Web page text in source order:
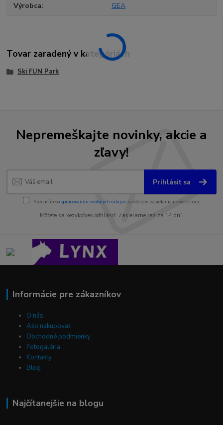
Výrobca GEA
Tovar zaradený v kategóriách
Ski FUN Park
Nepremeškajte novinky, akcie a
zľavy!
Prihlásiť sa
Súhlasím sospracovaním osobných údajov za účelom zasielania newslettera.
Môžete sa kedykoľvek odhlásiť. Zasielame raz za 14 dní.
Informácie pre zákazníkov
O nás
Ako nakupovať
Obchodné podmienky
Fotogaléria
Kontakty
Blog
Najčítanejšie na blogu